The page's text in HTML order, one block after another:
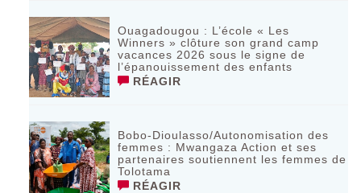
Ouagadougou : L’école « Les
Winners » clôture son grand camp
vacances 2026 sous le signe de
l’épanouissement des enfants
RÉAGIR
Bobo-Dioulasso/Autonomisation des
femmes : Mwangaza Action et ses
partenaires soutiennent les femmes de
Tolotama
RÉAGIR